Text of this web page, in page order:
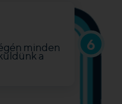
6
minden
a